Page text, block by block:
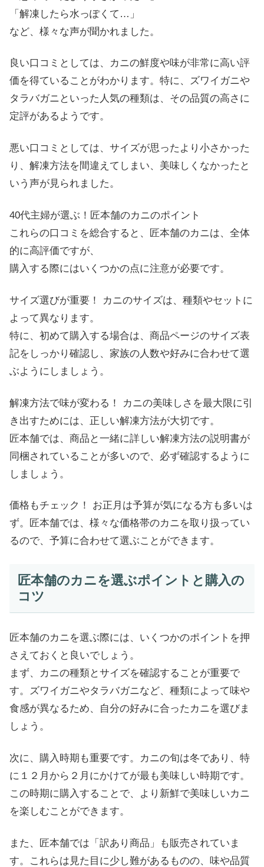
「解凍したら水っぽくて…」
など、様々な声が聞かれました。
良い口コミとしては、カニの鮮度や味が非常に高い評
価を得ていることがわかります。特に、ズワイガニや
タラバガニといった人気の種類は、その品質の高さに
定評があるようです。
悪い口コミとしては、サイズが思ったより小さかった
り、解凍方法を間違えてしまい、美味しくなかったと
いう声が見られました。
40代主婦が選ぶ！匠本舗のカニのポイント
これらの口コミを総合すると、匠本舗のカニは、全体
的に高評価ですが、
購入する際にはいくつかの点に注意が必要です。
サイズ選びが重要！ カニのサイズは、種類やセットに
よって異なります。
特に、初めて購入する場合は、商品ページのサイズ表
記をしっかり確認し、家族の人数や好みに合わせて選
ぶようにしましょう。
解凍方法で味が変わる！ カニの美味しさを最大限に引
き出すためには、正しい解凍方法が大切です。
匠本舗では、商品と一緒に詳しい解凍方法の説明書が
同梱されていることが多いので、必ず確認するように
しましょう。
価格もチェック！ お正月は予算が気になる方も多いは
ず。匠本舗では、様々な価格帯のカニを取り扱ってい
るので、予算に合わせて選ぶことができます。
匠本舗のカニを選ぶポイントと購入の
コツ
匠本舗のカニを選ぶ際には、いくつかのポイントを押
さえておくと良いでしょう。
まず、カニの種類とサイズを確認することが重要で
す。ズワイガニやタラバガニなど、種類によって味や
食感が異なるため、自分の好みに合ったカニを選びま
しょう。
次に、購入時期も重要です。カニの旬は冬であり、特
に１２月から２月にかけてが最も美味しい時期です。
この時期に購入することで、より新鮮で美味しいカニ
を楽しむことができます。
また、匠本舗では「訳あり商品」も販売されていま
す。これらは見た目に少し難があるものの、味や品質